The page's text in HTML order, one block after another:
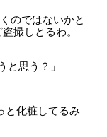
のではないかと
撮しとるわ。
と思う？」
と化粧してるみ